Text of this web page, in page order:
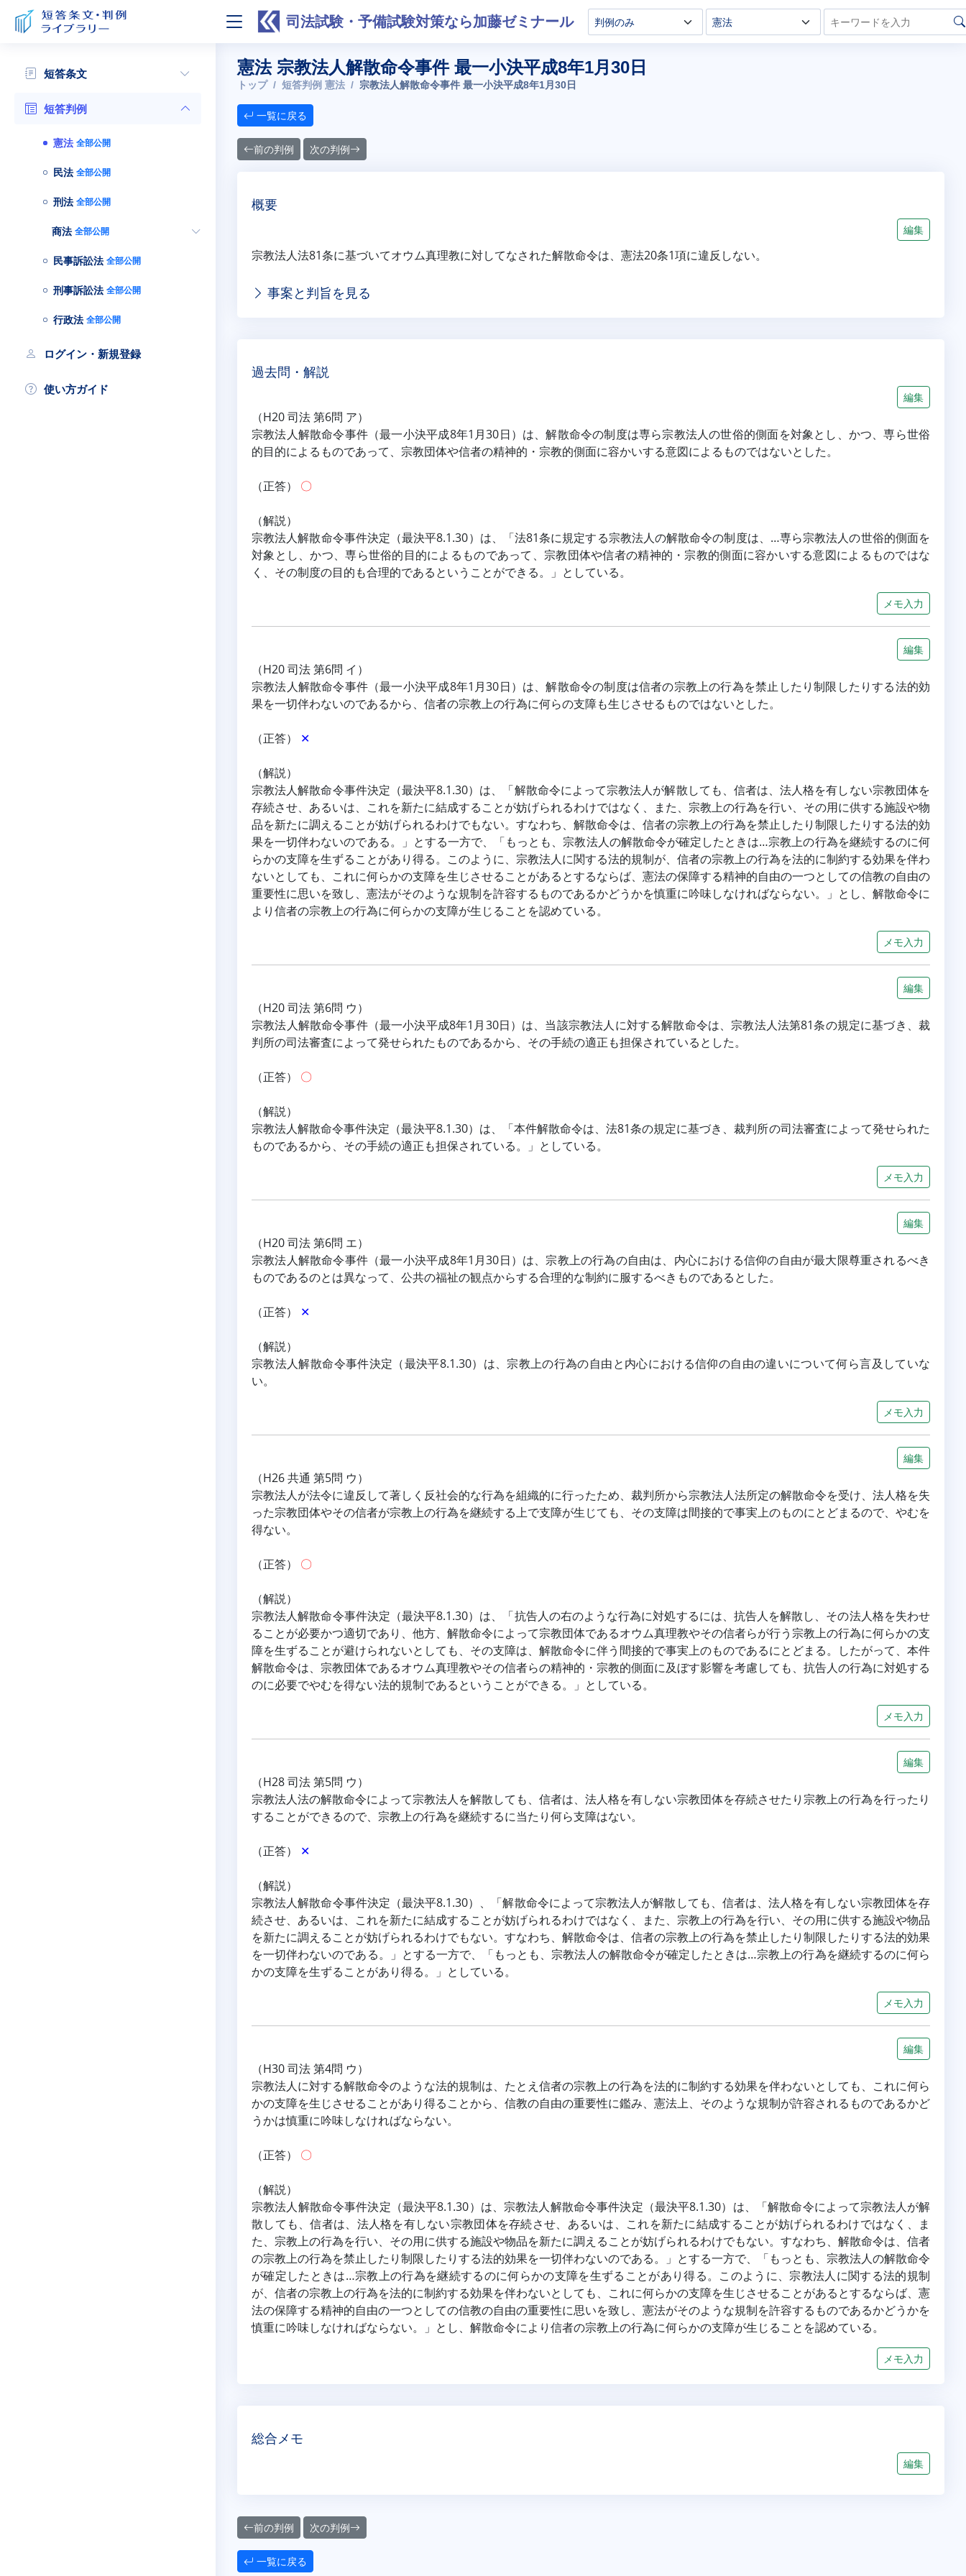
司法試験・予備試験対策なら加藤ゼミナール
短答条文
短答判例
憲法 全部公開
民法 全部公開
刑法 全部公開
商法 全部公開
民事訴訟法 全部公開
刑事訴訟法 全部公開
行政法 全部公開
ログイン・新規登録
使い方ガイド
憲法 宗教法人解散命令事件 最一小決平成8年1月30日
トップ 短答判例 憲法 宗教法人解散命令事件 最一小決平成8年1月30日
一覧に戻る
前の判例 次の判例
概要
編集
宗教法人法81条に基づいてオウム真理教に対してなされた解散命令は、憲法20条1項に違反しない。
事案と判旨を見る
過去問・解説
編集
（H20 司法 第6問 ア）
宗教法人解散命令事件（最一小決平成8年1月30日）は、解散命令の制度は専ら宗教法人の世俗的側面を対象とし、かつ、専ら世俗
的目的によるものであって、宗教団体や信者の精神的・宗教的側面に容かいする意図によるものではないとした。
（正答） 〇
（解説）
宗教法人解散命令事件決定（最決平8.1.30）は、「法81条に規定する宗教法人の解散命令の制度は、…専ら宗教法人の世俗的側面を
対象とし、かつ、専ら世俗的目的によるものであって、宗教団体や信者の精神的・宗教的側面に容かいする意図によるものではな
く、その制度の目的も合理的であるということができる。」としている。
メモ入力
編集
（H20 司法 第6問 イ）
宗教法人解散命令事件（最一小決平成8年1月30日）は、解散命令の制度は信者の宗教上の行為を禁止したり制限したりする法的効
果を一切伴わないのであるから、信者の宗教上の行為に何らの支障も生じさせるものではないとした。
（正答） ✕
（解説）
宗教法人解散命令事件決定（最決平8.1.30）は、「解散命令によって宗教法人が解散しても、信者は、法人格を有しない宗教団体を
存続させ、あるいは、これを新たに結成することが妨げられるわけではなく、また、宗教上の行為を行い、その用に供する施設や物
品を新たに調えることが妨げられるわけでもない。すなわち、解散命令は、信者の宗教上の行為を禁止したり制限したりする法的効
果を一切伴わないのである。」とする一方で、「もっとも、宗教法人の解散命令が確定したときは…宗教上の行為を継続するのに何
らかの支障を生ずることがあり得る。このように、宗教法人に関する法的規制が、信者の宗教上の行為を法的に制約する効果を伴わ
ないとしても、これに何らかの支障を生じさせることがあるとするならば、憲法の保障する精神的自由の一つとしての信教の自由の
重要性に思いを致し、憲法がそのような規制を許容するものであるかどうかを慎重に吟味しなければならない。」とし、解散命令に
より信者の宗教上の行為に何らかの支障が生じることを認めている。
メモ入力
編集
（H20 司法 第6問 ウ）
宗教法人解散命令事件（最一小決平成8年1月30日）は、当該宗教法人に対する解散命令は、宗教法人法第81条の規定に基づき、裁
判所の司法審査によって発せられたものであるから、その手続の適正も担保されているとした。
（正答） 〇
（解説）
宗教法人解散命令事件決定（最決平8.1.30）は、「本件解散命令は、法81条の規定に基づき、裁判所の司法審査によって発せられた
ものであるから、その手続の適正も担保されている。」としている。
メモ入力
編集
（H20 司法 第6問 エ）
宗教法人解散命令事件（最一小決平成8年1月30日）は、宗教上の行為の自由は、内心における信仰の自由が最大限尊重されるべき
ものであるのとは異なって、公共の福祉の観点からする合理的な制約に服するべきものであるとした。
（正答） ✕
（解説）
宗教法人解散命令事件決定（最決平8.1.30）は、宗教上の行為の自由と内心における信仰の自由の違いについて何ら言及していな
い。
メモ入力
編集
（H26 共通 第5問 ウ）
宗教法人が法令に違反して著しく反社会的な行為を組織的に行ったため、裁判所から宗教法人法所定の解散命令を受け、法人格を失
った宗教団体やその信者が宗教上の行為を継続する上で支障が生じても、その支障は間接的で事実上のものにとどまるので、やむを
得ない。
（正答） 〇
（解説）
宗教法人解散命令事件決定（最決平8.1.30）は、「抗告人の右のような行為に対処するには、抗告人を解散し、その法人格を失わせ
ることが必要かつ適切であり、他方、解散命令によって宗教団体であるオウム真理教やその信者らが行う宗教上の行為に何らかの支
障を生ずることが避けられないとしても、その支障は、解散命令に伴う間接的で事実上のものであるにとどまる。したがって、本件
解散命令は、宗教団体であるオウム真理教やその信者らの精神的・宗教的側面に及ぼす影響を考慮しても、抗告人の行為に対処する
のに必要でやむを得ない法的規制であるということができる。」としている。
メモ入力
編集
（H28 司法 第5問 ウ）
宗教法人法の解散命令によって宗教法人を解散しても、信者は、法人格を有しない宗教団体を存続させたり宗教上の行為を行ったり
することができるので、宗教上の行為を継続するに当たり何ら支障はない。
（正答） ✕
（解説）
宗教法人解散命令事件決定（最決平8.1.30）、「解散命令によって宗教法人が解散しても、信者は、法人格を有しない宗教団体を存
続させ、あるいは、これを新たに結成することが妨げられるわけではなく、また、宗教上の行為を行い、その用に供する施設や物品
を新たに調えることが妨げられるわけでもない。すなわち、解散命令は、信者の宗教上の行為を禁止したり制限したりする法的効果
を一切伴わないのである。」とする一方で、「もっとも、宗教法人の解散命令が確定したときは…宗教上の行為を継続するのに何ら
かの支障を生ずることがあり得る。」としている。
メモ入力
編集
（H30 司法 第4問 ウ）
宗教法人に対する解散命令のような法的規制は、たとえ信者の宗教上の行為を法的に制約する効果を伴わないとしても、これに何ら
かの支障を生じさせることがあり得ることから、信教の自由の重要性に鑑み、憲法上、そのような規制が許容されるものであるかど
うかは慎重に吟味しなければならない。
（正答） 〇
（解説）
宗教法人解散命令事件決定（最決平8.1.30）は、宗教法人解散命令事件決定（最決平8.1.30）は、「解散命令によって宗教法人が解
散しても、信者は、法人格を有しない宗教団体を存続させ、あるいは、これを新たに結成することが妨げられるわけではなく、ま
た、宗教上の行為を行い、その用に供する施設や物品を新たに調えることが妨げられるわけでもない。すなわち、解散命令は、信者
の宗教上の行為を禁止したり制限したりする法的効果を一切伴わないのである。」とする一方で、「もっとも、宗教法人の解散命令
が確定したときは…宗教上の行為を継続するのに何らかの支障を生ずることがあり得る。このように、宗教法人に関する法的規制
が、信者の宗教上の行為を法的に制約する効果を伴わないとしても、これに何らかの支障を生じさせることがあるとするならば、憲
法の保障する精神的自由の一つとしての信教の自由の重要性に思いを致し、憲法がそのような規制を許容するものであるかどうかを
慎重に吟味しなければならない。」とし、解散命令により信者の宗教上の行為に何らかの支障が生じることを認めている。
メモ入力
総合メモ
編集
前の判例 次の判例
一覧に戻る